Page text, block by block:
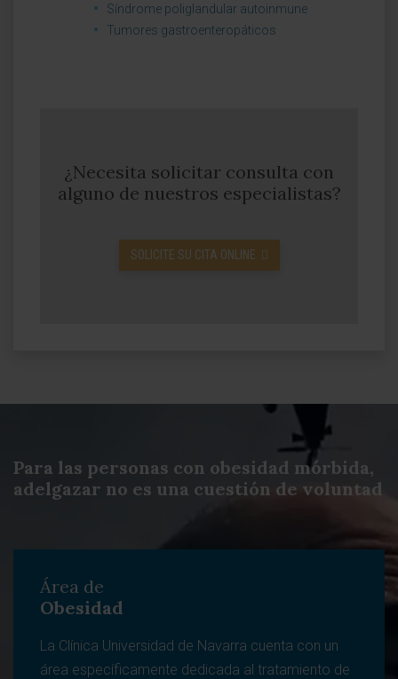
Síndrome poliglandular autoinmune
Tumores gastroenteropáticos
¿Necesita solicitar consulta con
alguno de nuestros especialistas?
SOLICITE SU CITA ONLINE
Para las personas con obesidad mórbida,
adelgazar no es una cuestión de voluntad
Área de
Obesidad
La Clínica Universidad de Navarra cuenta con un
área específicamente dedicada al tratamiento de